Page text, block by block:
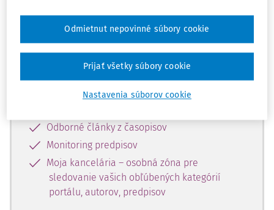
Odomknite si prístup k odbornému
obsahu a získajte prístup na 10 dní
zdarma, stačí sa len zaregistrovať.
Vďaka registrácii získate prístup aj k
vybranému obsahu:
Odborné články z časopisov
Monitoring predpisov
Moja kancelária – osobná zóna pre
sledovanie vašich obľúbených kategórií
portálu, autorov, predpisov
Nastavenia súborov cookie
Odmietnut nepovinné súbory cookie
Prijať všetky súbory cookie